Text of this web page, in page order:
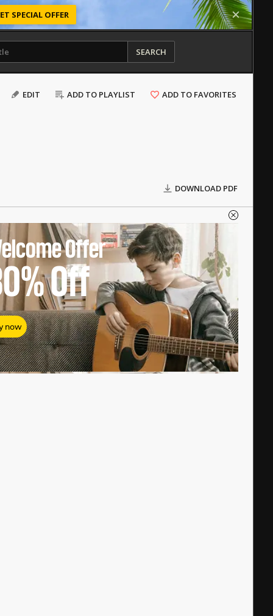
SPECIAL OFFER
SEARCH
EDIT ADD TO PLAYLIST ADD TO FAVORITES
DOWNLOAD PDF
Offer
Off
now